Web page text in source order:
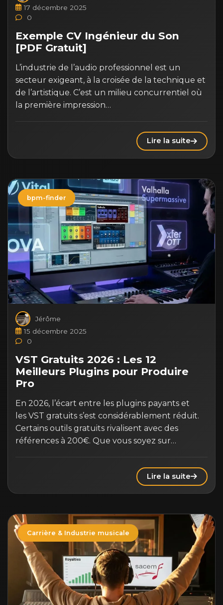
17 décembre 2025
0
Exemple CV Ingénieur du Son
[PDF Gratuit]
L’industrie de l’audio professionnel est un
secteur exigeant, à la croisée de la technique et
de l’artistique. C’est un milieu concurrentiel où
la première impression…
Lire la suite
bpm-finder
Jérôme
15 décembre 2025
0
VST Gratuits 2026 : Les 12
Meilleurs Plugins pour Produire
Pro
En 2026, l’écart entre les plugins payants et
les VST gratuits s’est considérablement réduit.
Certains outils gratuits rivalisent avec des
références à 200€. Que vous soyez sur…
Lire la suite
Carrière & Industrie musicale